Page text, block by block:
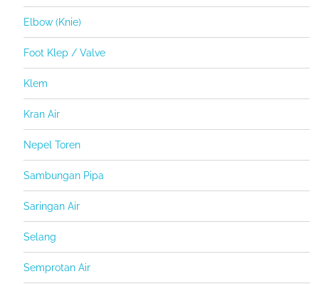
Elbow (Knie)
Foot Klep / Valve
Klem
Kran Air
Nepel Toren
Sambungan Pipa
Saringan Air
Selang
Semprotan Air